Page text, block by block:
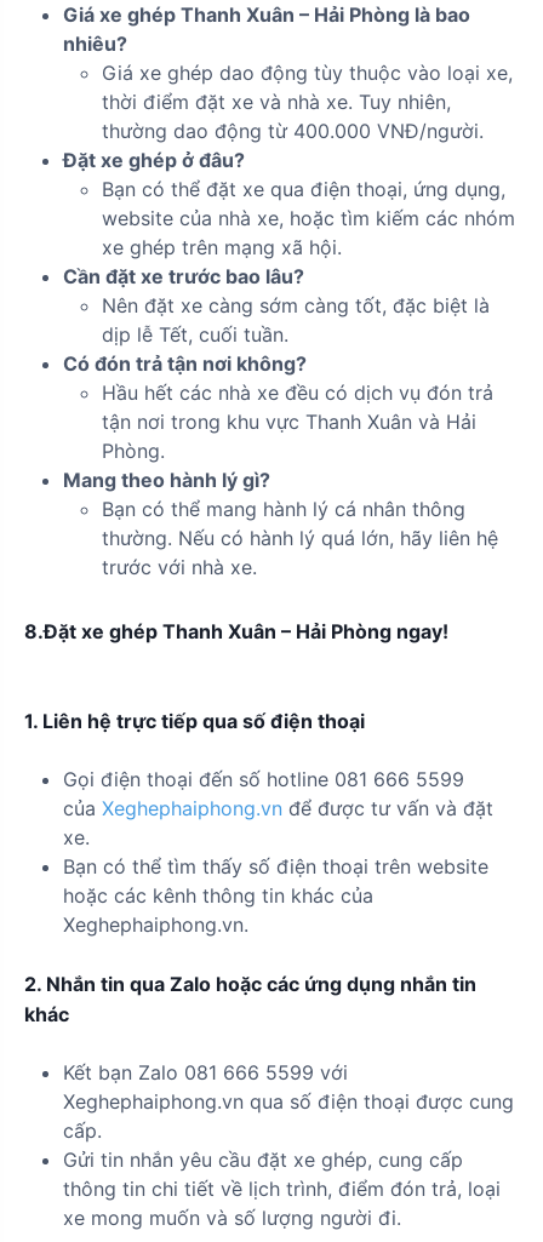
Giá xe ghép Thanh Xuân – Hải Phòng là bao
nhiêu?
Giá xe ghép dao động tùy thuộc vào loại xe,
thời điểm đặt xe và nhà xe. Tuy nhiên,
thường dao động từ 400.000 VNĐ/người.
Đặt xe ghép ở đâu?
Bạn có thể đặt xe qua điện thoại, ứng dụng,
website của nhà xe, hoặc tìm kiếm các nhóm
xe ghép trên mạng xã hội.
Cần đặt xe trước bao lâu?
Nên đặt xe càng sớm càng tốt, đặc biệt là
dịp lễ Tết, cuối tuần.
Có đón trả tận nơi không?
Hầu hết các nhà xe đều có dịch vụ đón trả
tận nơi trong khu vực Thanh Xuân và Hải
Phòng.
Mang theo hành lý gì?
Bạn có thể mang hành lý cá nhân thông
thường. Nếu có hành lý quá lớn, hãy liên hệ
trước với nhà xe.
8.Đặt xe ghép Thanh Xuân – Hải Phòng ngay!
1. Liên hệ trực tiếp qua số điện thoại
Gọi điện thoại đến số hotline 081 666 5599
của Xeghephaiphong.vn để được tư vấn và đặt
xe.
Bạn có thể tìm thấy số điện thoại trên website
hoặc các kênh thông tin khác của
Xeghephaiphong.vn.
2. Nhắn tin qua Zalo hoặc các ứng dụng nhắn tin
khác
Kết bạn Zalo 081 666 5599 với
Xeghephaiphong.vn qua số điện thoại được cung
cấp.
Gửi tin nhắn yêu cầu đặt xe ghép, cung cấp
thông tin chi tiết về lịch trình, điểm đón trả, loại
xe mong muốn và số lượng người đi.